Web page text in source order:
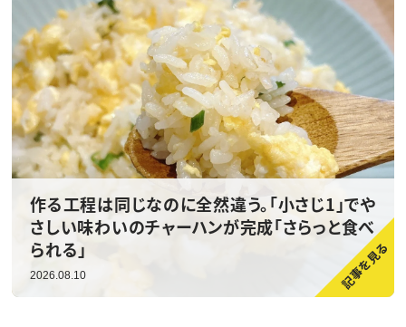
作る工程は同じなのに全然違う。「小さじ1」でや
さしい味わいのチャーハンが完成「さらっと食べ
られる」
2026.08.10